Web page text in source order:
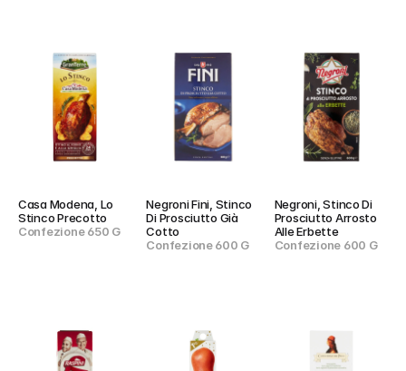
Casa Modena, Lo
Stinco Precotto
Confezione 650 G
Negroni Fini, Stinco
Di Prosciutto Già
Cotto
Confezione 600 G
Negroni, Stinco Di
Prosciutto Arrosto
Alle Erbette
Confezione 600 G